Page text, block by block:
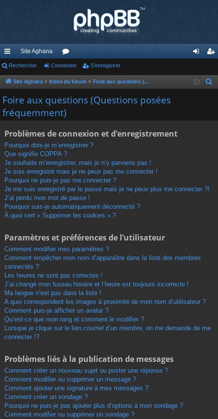
cc
ès
ra
pi
Site Aghana
or
u
s
ne nr
Rechercher Connexion S’enregistrer
Site Aghana Index du forum Foire aux questions (Questions posées fréquemment)
Foire aux questions (Questions posées
fréquemment)
Problèmes de connexion et d’enregistrement
Pourquoi dois-je m’enregistrer ?
Que signifie COPPA ?
Je souhaite m’enregistrer, mais je n’y parviens pas !
Je suis enregistré mais je ne peux pas me connecter !
Pourquoi ne puis-je pas me connecter ?
Je me suis enregistré par le passé mais je ne peux plus me connecter ?!
J’ai perdu mon mot de passe !
Pourquoi suis-je automatiquement déconnecté ?
À quoi sert « Supprimer les cookies » ?
Paramètres et préférences de l’utilisateur
Comment modifier mes paramètres ?
Comment empêcher mon nom d’apparaître dans la liste des membres
connectés ?
Les heures ne sont pas correctes !
J’ai changé mon fuseau horaire et l’heure est toujours incorrecte !
Ma langue n’est pas dans la liste !
A quoi correspondent les images à proximité de mon nom d’utilisateur ?
Comment puis-je afficher un avatar ?
Qu’est-ce que mon rang et comment le modifier ?
Lorsque je clique sur le lien courriel d’un membre, on me demande de me
connecter !?
Problèmes liés à la publication de messages
Comment créer un nouveau sujet ou poster une réponse ?
Comment modifier ou supprimer un message ?
Comment ajouter une signature à mes messages ?
Comment créer un sondage ?
Pourquoi ne puis-je pas ajouter plus d’options à mon sondage ?
Comment modifier ou supprimer un sondage ?